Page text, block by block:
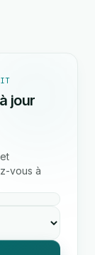
jour
vous à